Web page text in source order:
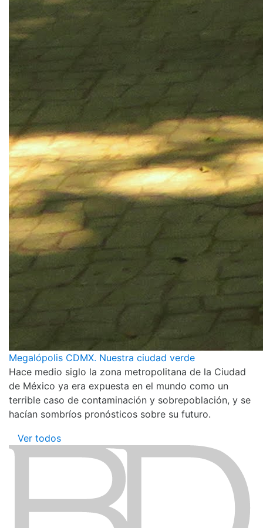
Megalópolis CDMX. Nuestra ciudad verde
Hace medio siglo la zona metropolitana de la Ciudad
de México ya era expuesta en el mundo como un
terrible caso de contaminación y sobrepoblación, y se
hacían sombríos pronósticos sobre su futuro.
Ver todos